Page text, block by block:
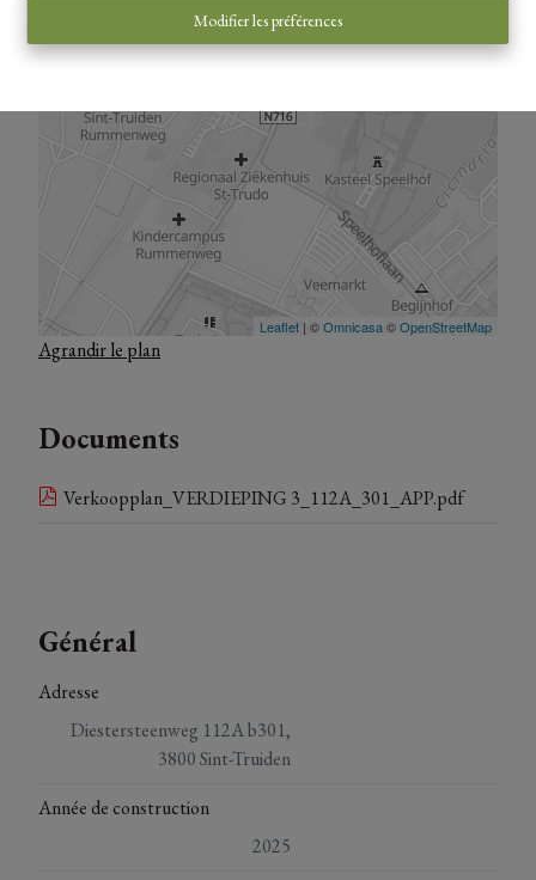
Modifier les préférences
Agrandir le plan
Documents
Verkoopplan_VERDIEPING 3_112A_301_APP.pdf
Général
Adresse
Diestersteenweg 112A b301,
3800 Sint-Truiden
Année de construction
2025